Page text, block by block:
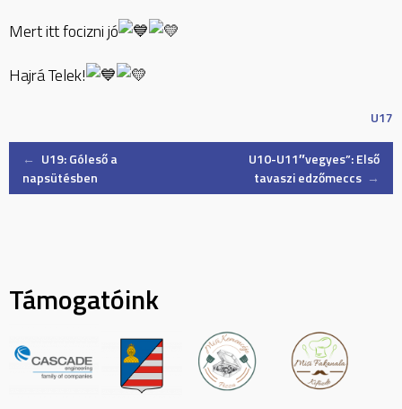
Mert itt focizni jó
Hajrá Telek!
U17
Post
← U19: Góleső a
napsütésben
U10-U11″vegyes”: Első
tavaszi edzőmeccs →
Támogatóink